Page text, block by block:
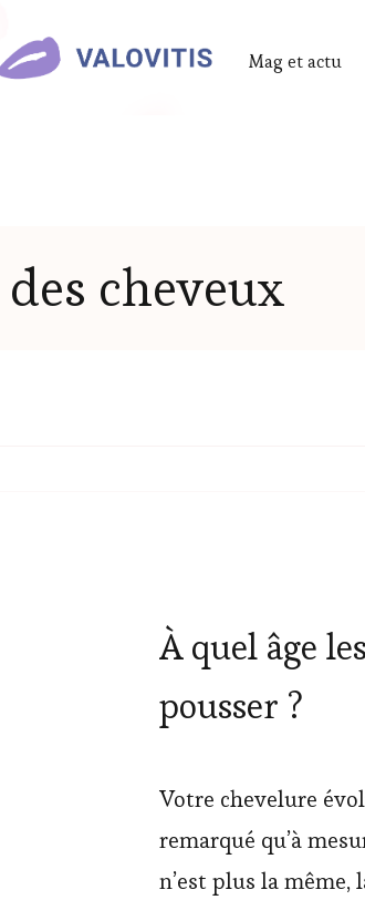
Mag et actu
des cheveux
À quel âge
pousser ?
Votre chevelure
remarqué qu’à
n’est plus la même,